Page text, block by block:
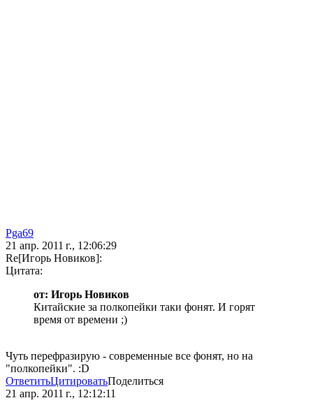
Pga69
21 апр. 2011 г., 12:06:29
Re[Игорь Новиков]:
Цитата:
от: Игорь Новиков
Китайские за полкопейки таки фонят. И горят
время от времени ;)
Чуть перефразирую - современные все фонят, но на
"полкопейки". :D
ОтветитьЦитироватьПоделиться
21 апр. 2011 г., 12:12:11